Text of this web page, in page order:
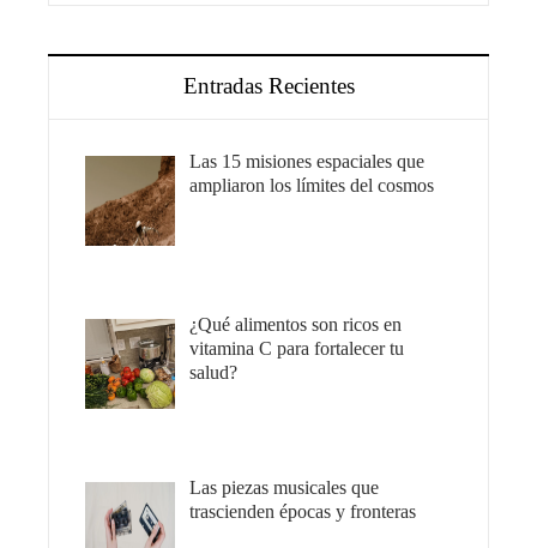
Entradas Recientes
Las 15 misiones espaciales que
ampliaron los límites del cosmos
¿Qué alimentos son ricos en
vitamina C para fortalecer tu
salud?
Las piezas musicales que
trascienden épocas y fronteras